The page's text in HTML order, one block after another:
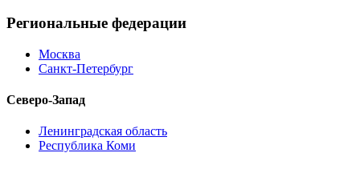
Региональные федерации
Москва
Санкт-Петербург
Северо-Запад
Ленинградская область
Республика Коми